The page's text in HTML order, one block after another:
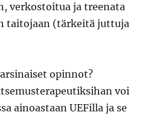
verkostoitua ja treenata
taitojaan (tärkeitä juttuja
opinnot?
voi
ainoastaan UEFilla ja se